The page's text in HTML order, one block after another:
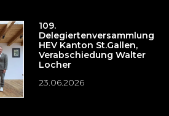
109.
Delegiertenversammlung
HEV Kanton St.Gallen,
Verabschiedung Walter
Locher
23.06.2026